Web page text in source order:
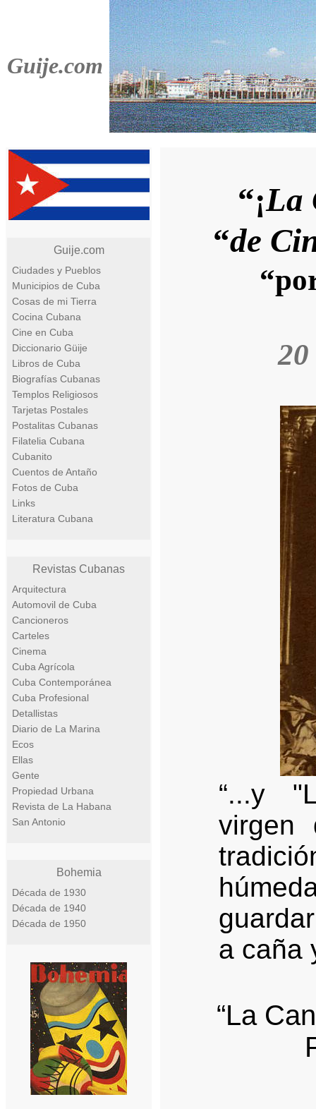
Guije.com
Guije.com
Ciudades y Pueblos
Municipios de Cuba
Cosas de mi Tierra
Cocina Cubana
Cine en Cuba
Diccionario Güije
Libros de Cuba
Biografías Cubanas
Templos Religiosos
Tarjetas Postales
Postalitas Cubanas
Filatelia Cubana
Cubanito
Cuentos de Antaño
Fotos de Cuba
Links
Literatura Cubana
Revistas Cubanas
Arquitectura
Automovil de Cuba
Cancioneros
Carteles
Cinema
Cuba Agrícola
Cuba Contemporánea
Cuba Profesional
Detallistas
Diario de La Marina
Ecos
Ellas
Gente
Propiedad Urbana
Revista de La Habana
San Antonio
Bohemia
Década de 1930
Década de 1940
Década de 1950
“¡La
“de
20
“...y
virgen
a caña
“La